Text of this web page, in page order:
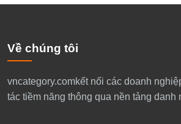
Về chúng tôi
​vncategory.comkết nối các doanh
tác tiềm năng thông qua nền tảng danh